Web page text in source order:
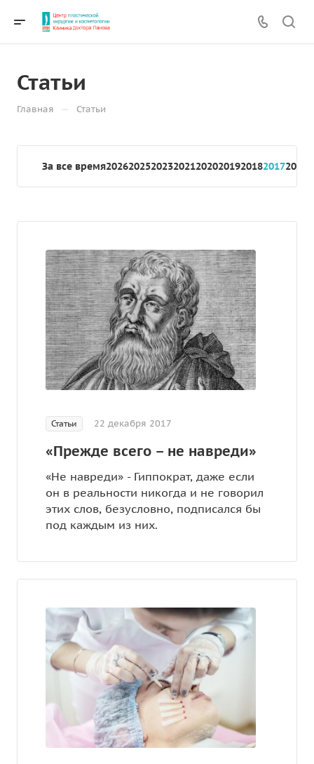
Статьи
Главная — Статьи
За все время202620252023202120202019201820172016
Статьи 22 декабря 2017
«Прежде всего – не навреди»
«Не навреди» - Гиппократ, даже если
он в реальности никогда и не говорил
этих слов, безусловно, подписался бы
под каждым из них.